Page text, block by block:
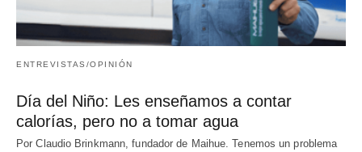
ENTREVISTAS/OPINIÓN
Día del Niño: Les enseñamos a contar
calorías, pero no a tomar agua
Por Claudio Brinkmann, fundador de Maihue. Tenemos un problema